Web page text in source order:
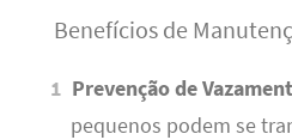
Benefícios de
Prevenção de
pequenos podem se